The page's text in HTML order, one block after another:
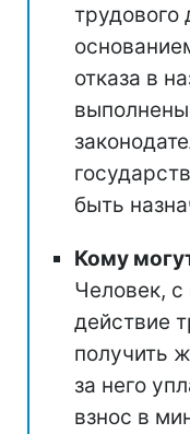
трудового
отказа в
быть
Кому
Человек,
действие
получить
за него
взнос в